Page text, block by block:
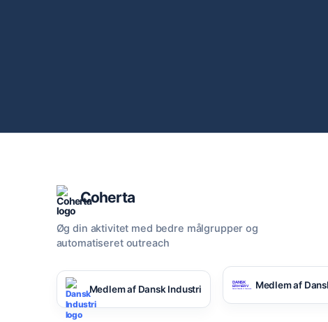
Coherta
Øg din aktivitet med bedre målgrupper og
automatiseret outreach
Medlem af Dansk Industri Medlem af